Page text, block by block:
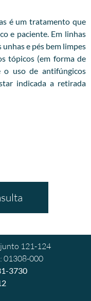
é um tratamento que
e paciente. Em linhas
e pés bem limpes
tópicos (em forma de
o uso de antifúngicos
indicada a retirada
121-124
01308-000
3730